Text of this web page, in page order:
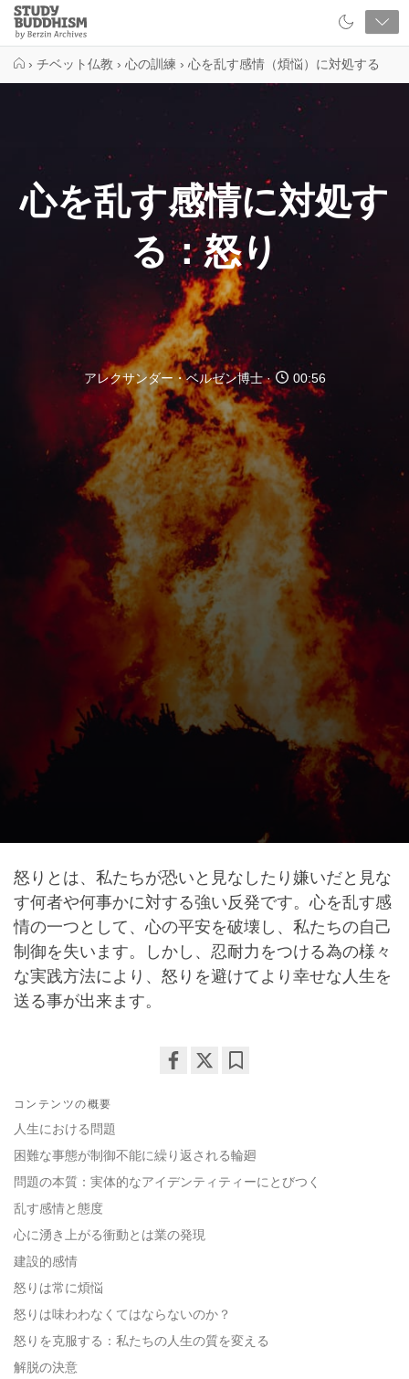
Close
Study
Buddhism
› チベット仏教 › 心の訓練 › 心を乱す感情（煩悩）に対処する
心を乱す感情に対処す
る：怒り
アレクサンダー・ベルゼン博士 00:56
怒りとは、私たちが恐いと見なしたり嫌いだと見な
す何者や何事かに対する強い反発です。心を乱す感
情の一つとして、心の平安を破壊し、私たちの自己
制御を失います。しかし、忍耐力をつける為の様々
な実践方法により、怒りを避けてより幸せな人生を
送る事が出来ます。
コンテンツの概要
人生における問題
困難な事態が制御不能に繰り返される輪廻
問題の本質：実体的なアイデンティティーにとびつく
乱す感情と態度
心に湧き上がる衝動とは業の発現
建設的感情
怒りは常に煩悩
怒りは味わわなくてはならないのか？
怒りを克服する：私たちの人生の質を変える
解脱の決意